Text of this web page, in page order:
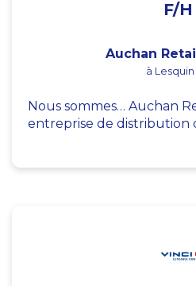
F/H
Auchan
à Lesquin
Nous sommes… Auchan
entreprise de distribution